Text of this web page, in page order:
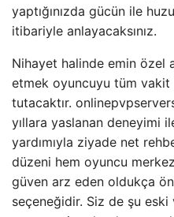
yaptığınızda gücün ile
itibariyle anlayacaksınız.
Nihayet halinde emin özel
etmek oyuncuyu tüm
tutacaktır.
yıllara yaslanan deneyimi
yardımıyla ziyade net
düzeni hem oyuncu
güven arz eden oldukça
seçeneğidir. Siz de şu eski